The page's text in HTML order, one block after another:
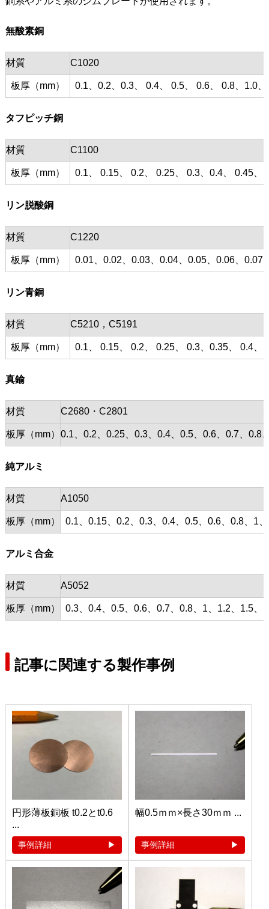
無酸素銅
材質 C1020
板厚（mm） 0.1、0.2、0.3、 0.4、 0.5、 0.6、 0.8、1.0
タフピッチ銅
材質 C1100
板厚（mm） 0.1、 0.15、 0.2、 0.25、 0.3、0.4、 0.45、
リン脱酸銅
材質 C1220
板厚（mm） 0.01、0.02、0.03、0.04、0.05、0.06、0.07
リン青銅
材質 C5210，C5191
板厚（mm） 0.1、 0.15、 0.2、 0.25、 0.3、0.35、 0.4、
真鍮
材質 C2680・C2801
板厚（mm） 0.1、0.2、0.25、0.3、0.4、0.5、0.6、0.7、0.8
純アルミ
材質 A1050
板厚（mm） 0.1、0.15、0.2、0.3、0.4、0.5、0.6、0.8、1
アルミ合金
材質 A5052
板厚（mm） 0.3、0.4、0.5、0.6、0.7、0.8、1、1.2、1.5、
記事に関連する製作事例
円形薄板銅板 t0.2とt0.6
...
事例詳細
幅0.5ｍｍ×長さ30ｍｍ ...
事例詳細